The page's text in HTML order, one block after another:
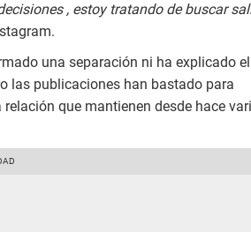
, estoy tratando de buscar
una separación ni ha explicado el
las publicaciones han bastado para
que mantienen desde hace